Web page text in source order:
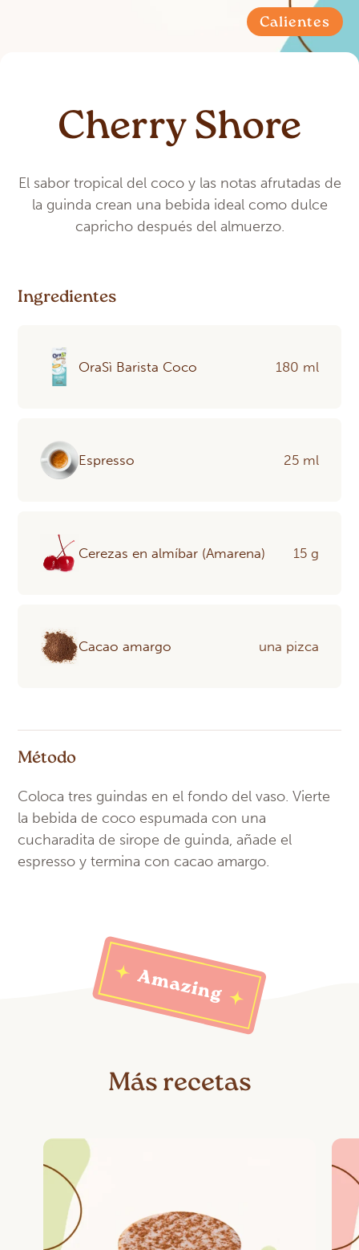
Calientes
Cherry Shore
El sabor tropical del coco y las notas afrutadas de
la guinda crean una bebida ideal como dulce
capricho después del almuerzo.
Ingredientes
OraSì Barista Coco 180 ml
Espresso 25 ml
Cerezas en almíbar (Amarena) 15 g
Cacao amargo una pizca
Método
Coloca tres guindas en el fondo del vaso. Vierte
la bebida de coco espumada con una
cucharadita de sirope de guinda, añade el
espresso y termina con cacao amargo.
Más recetas